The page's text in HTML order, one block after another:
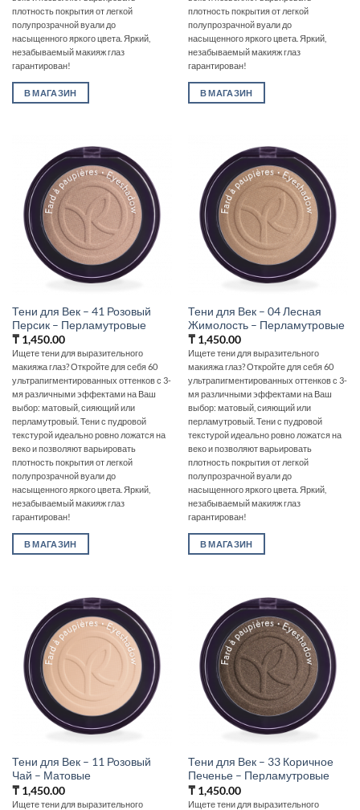
плотность покрытия от легкой
полупрозрачной вуали до
насыщенного яркого цвета. Яркий,
незабываемый макияж глаз
гарантирован!
В МАГАЗИН
плотность покрытия от легкой
полупрозрачной вуали до
насыщенного яркого цвета. Яркий,
незабываемый макияж глаз
гарантирован!
В МАГАЗИН
Тени для Век – 41 Розовый
Персик – Перламутровые
₸1,450.00
Ищете тени для выразительного
макияжа глаз? Откройте для себя 60
ультрапигментированных оттенков с 3-
мя различными эффектами на Ваш
выбор: матовый, сияющий или
перламутровый. Тени с пудровой
текстурой идеально ровно ложатся на
веко и позволяют варьировать
плотность покрытия от легкой
полупрозрачной вуали до
насыщенного яркого цвета. Яркий,
незабываемый макияж глаз
гарантирован!
В МАГАЗИН
Тени для Век – 04 Лесная
Жимолость – Перламутровые
₸1,450.00
Ищете тени для выразительного
макияжа глаз? Откройте для себя 60
ультрапигментированных оттенков с 3-
мя различными эффектами на Ваш
выбор: матовый, сияющий или
перламутровый. Тени с пудровой
текстурой идеально ровно ложатся на
веко и позволяют варьировать
плотность покрытия от легкой
полупрозрачной вуали до
насыщенного яркого цвета. Яркий,
незабываемый макияж глаз
гарантирован!
В МАГАЗИН
Тени для Век – 11 Розовый
Чай – Матовые
₸1,450.00
Ищете тени для выразительного
Тени для Век – 33 Коричное
Печенье – Перламутровые
₸1,450.00
Ищете тени для выразительного